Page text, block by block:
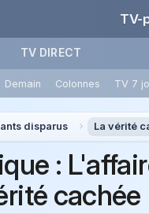
TV-
TV DIRECT
Demain Colonnes TV 7
disparus La vérité
:
cachée